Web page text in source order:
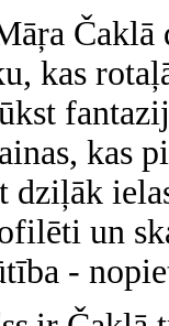
Čaklā
kas
kas
dziļāk
un
-